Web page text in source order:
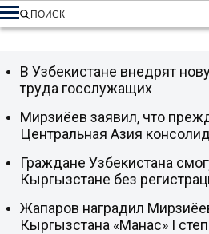
ПОИСК
В Узбекистане внедрят
труда госслужащих
Мирзиёев заявил, что
Центральная Азия
Граждане Узбекистана
Кыргызстане без
Жапаров наградил
Кыргызстана «Манас» I